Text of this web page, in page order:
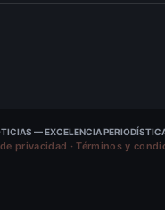
— EXCELENCIA
privacidad ·Términos y